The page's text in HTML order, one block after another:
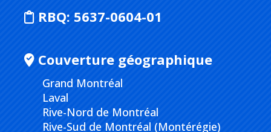
RBQ: 5637-0604-01
Couverture géographique
Grand Montréal
Laval
Rive-Nord de Montréal
Rive-Sud de Montréal (Montérégie)